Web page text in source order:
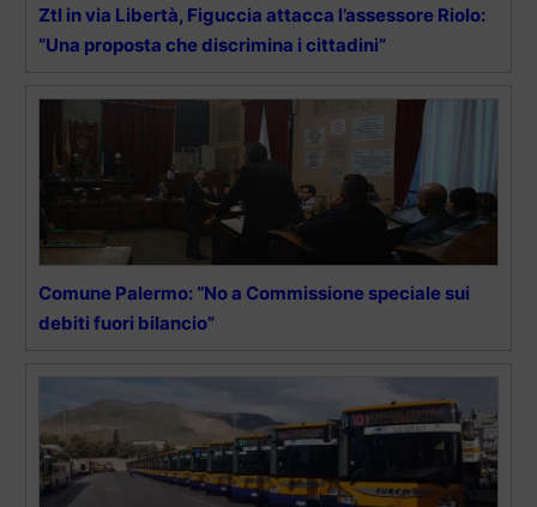
Ztl in via Libertà, Figuccia attacca l’assessore Riolo:
“Una proposta che discrimina i cittadini”
Comune Palermo: “No a Commissione speciale sui
debiti fuori bilancio”